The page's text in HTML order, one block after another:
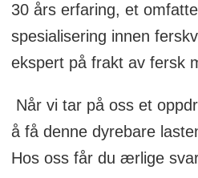
30 års erfaring, et
spesialisering innen
ekspert på frakt av fersk
Når vi tar på oss et
å få denne dyrebare
Hos oss får du ærlige